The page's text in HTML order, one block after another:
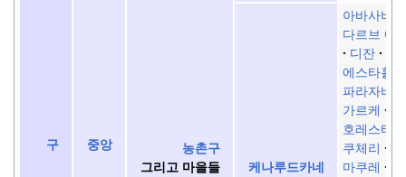
구 중앙
농촌구
그리고 마을들
케나루드카네
아바사바드
다르브 에
디잔
에스타흘락
파라자바드
가르케
호레스타
쿠체리
마쿠레